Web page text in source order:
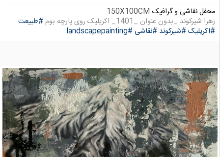
محفل نقاشی و گرافیک 150X100CM
زهرا شیرکوند _بدون عنوان _1401_ اکریلیک روی پارچه بوم
#طبیعت
#اکریلیک #شیرکوند #نقاشی #landscapepainting